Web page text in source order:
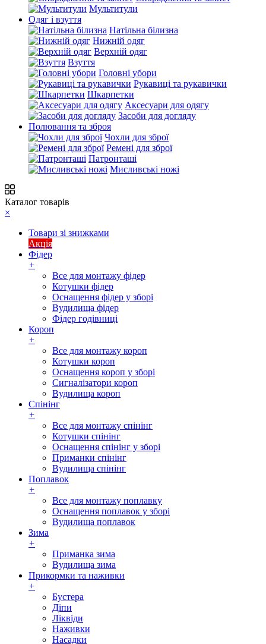
Мультитули
Одяг і взуття
Натільна білизна
Нижній одяг
Верхній одяг
Взуття
Головні убори
Рукавиці та рукавички
Шкарпетки
Аксесуари для одягу
Засоби для догляду
Полювання та зброя
Чохли для зброї
Ремені для зброї
Патронташі
Мисливські ножі
Каталог товарів
×
Товари зі знижками
Акція
Фідер
+
Все для монтажу фідер
Котушки фідер
Оснащення фідер у зборі
Вудилища фідер
Фідер годівниці
Короп
+
Все для монтажу короп
Котушки короп
Оснащення короп у зборі
Сигналізатори короп
Вудилища короп
Спінінг
+
Все для монтажу спінінг
Котушки спінінг
Оснащення спінінг у зборі
Приманки спінінг
Вудилища спінінг
Поплавок
+
Все для монтажу поплавку
Оснащення поплавок у зборі
Вудилища поплавок
Зима
+
Приманка зима
Вудилища зима
Прикормки та наживки
+
Бустера
Діпи
Ліквіди
Наживки
Насадки